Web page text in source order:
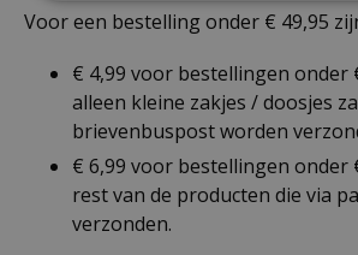
Voor een bestelling onder € 49,95
€ 4,99 voor bestellingen onder
alleen kleine zakjes / doosjes
brievenbuspost worden
€ 6,99 voor bestellingen onder
rest van de producten die via
verzonden.